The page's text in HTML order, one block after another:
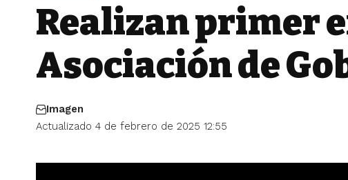
Realizan primer
Asociación de
Actualizado 4 de febrero de 2025 12:55
Imagen